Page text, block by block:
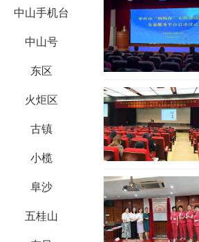
中山手机台
中山号
东区
火炬区
古镇
小榄
阜沙
五桂山